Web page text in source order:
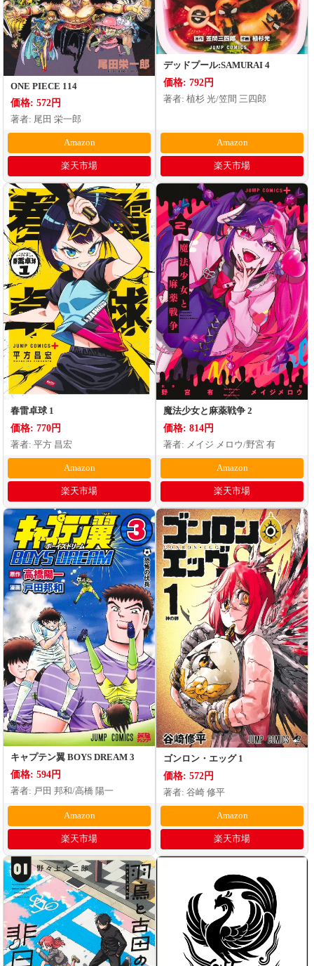
ONE PIECE 114
価格: 572円
著者: 尾田 栄一郎
Amazon
楽天市場
デッドプール:SAMURAI 4
価格: 792円
著者: 植杉 光/笠間 三四郎
Amazon
楽天市場
春雷卓球 1
価格: 770円
著者: 平方 昌宏
Amazon
楽天市場
魔法少女と麻薬戦争 2
価格: 814円
著者: メイジ メロウ/野宮 有
Amazon
楽天市場
キャプテン翼 BOYS DREAM 3
価格: 594円
著者: 戸田 邦和/高橋 陽一
Amazon
楽天市場
ゴンロン・エッグ 1
価格: 572円
著者: 谷崎 修平
Amazon
楽天市場